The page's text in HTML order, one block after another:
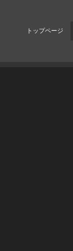
トップページ